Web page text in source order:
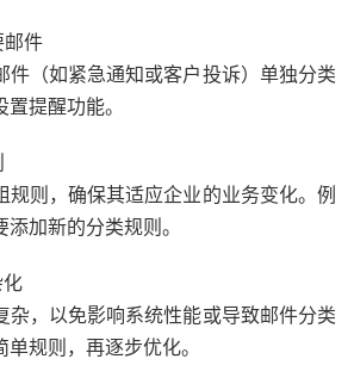
邮件
件（如紧急通知或客户投诉）单独分类
提醒功能。
规则，确保其适应企业的业务变化。例
加新的分类规则。
杂，以免影响系统性能或导致邮件分类
规则，再逐步优化。